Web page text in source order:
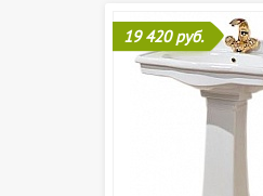
19 420 руб.